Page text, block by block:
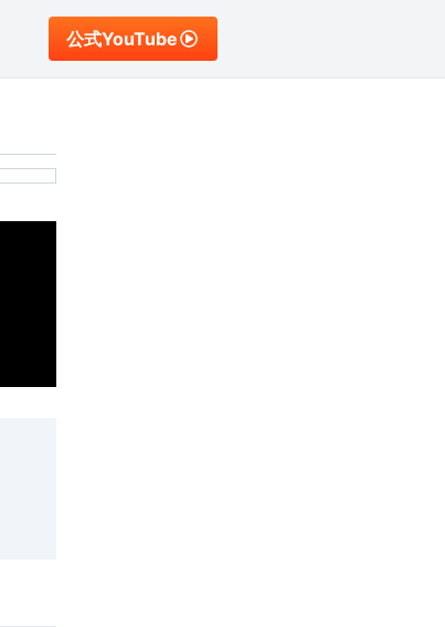
公式YouTube